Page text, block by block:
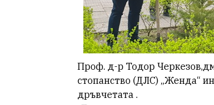
Проф.д-р Тодор
стопанство (ДЛС) „Женда“
дръвчетата .